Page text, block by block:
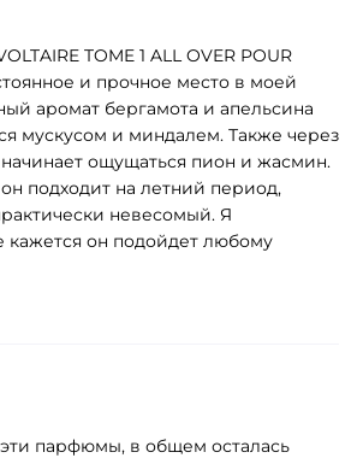
TOME 1 ALL OVER POUR
и прочное место в моей
аромат бергамота и апельсина
мускусом и миндалем. Также через
начинает ощущаться пион и жасмин.
подходит на летний период,
невесомый. Я
кажется он подойдет любому
парфюмы, в общем осталась